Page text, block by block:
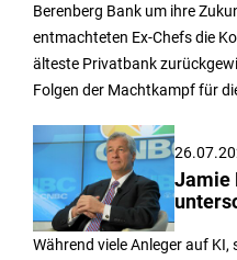
Berenberg Bank um ihre
entmachteten Ex-Chefs die
älteste Privatbank
Folgen der Machtkampf für
Jamie
Während viele Anleger auf